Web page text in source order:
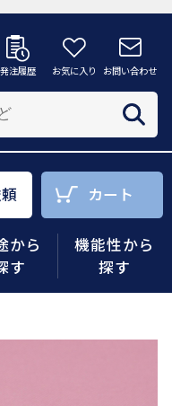
発注履歴 お気に入り お問い合わせ
カート
から
す
機能性から
探す
発注履歴 お気に入り お問い合わせ
ください。